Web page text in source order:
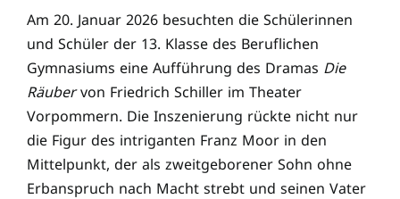
Am 20. Januar 2026 besuchten die Schülerinnen
und Schüler der 13. Klasse des Beruflichen
Gymnasiums eine Aufführung des Dramas Die
Räubervon Friedrich Schiller im Theater
Vorpommern. Die Inszenierung rückte nicht nur
die Figur des intriganten Franz Moor in den
Mittelpunkt, der als zweitgeborener Sohn ohne
Erbanspruch nach Macht strebt und seinen Vater